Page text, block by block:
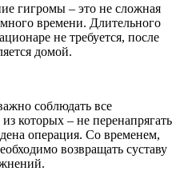
гигромы – это не сложная
времени. Длительного
не требуется, после
домой.
соблюдать все
которых – не перенапрягать
операция. Со временем,
возвращать суставу